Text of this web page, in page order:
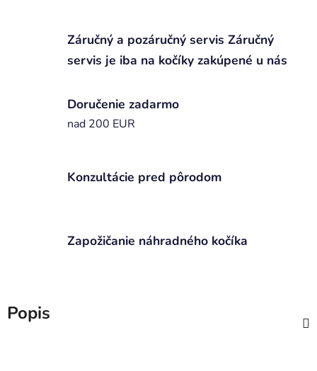
Záručný a pozáručný servis Záručný
servis je iba na kočíky zakúpené u nás
Doručenie zadarmo
nad 200 EUR
Konzultácie pred pôrodom
Zapožičanie náhradného kočíka
Popis